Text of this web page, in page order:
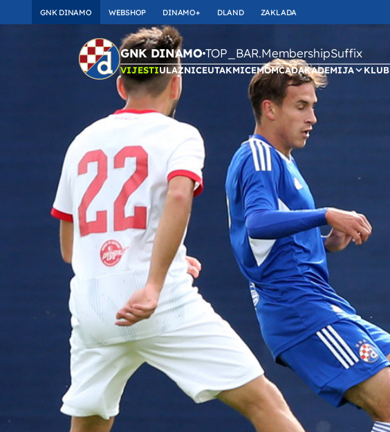
GNK DINAMO WEBSHOP DINAMO+ DLAND ZAKLADA
GNK DINAMO TOP_BAR.MembershipSuffix
VIJESTIULAZNICEUTAKMICEMOMČADAKADEMIJA KLUB